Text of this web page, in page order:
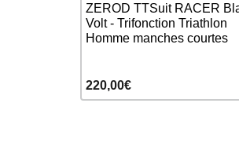
ZEROD TTSuit RACER
Volt - Trifonction Triathlon
Homme manches courtes
220,00€